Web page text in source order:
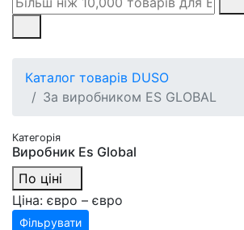
Каталог товарів DUSO
За виробником ES GLOBAL
Категорія
Виробник Es Global
По ціні
Ціна: євро – євро
Фільрувати